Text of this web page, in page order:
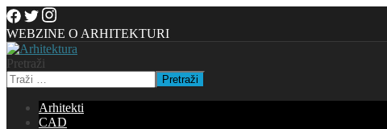
WEBZINE O ARHITEKTURI
Pretraži
Pretraži
Arhitekti
CAD